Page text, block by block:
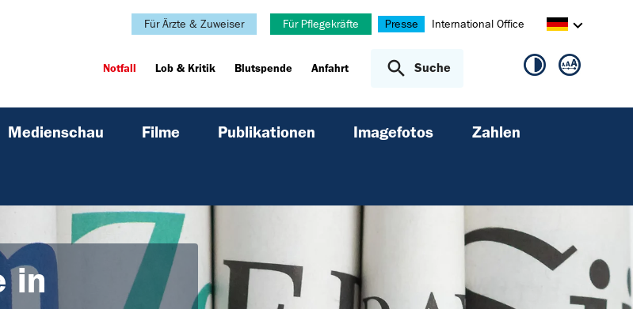
Für Ärzte & Zuweiser Für Pflegekräfte Presse International Office
Notfall Lob & Kritik Blutspende Anfahrt Suche
Medienschau Filme Publikationen Imagefotos Zahlen
in